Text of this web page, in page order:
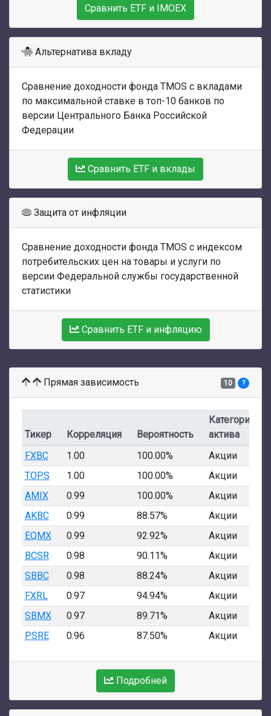
Сравнить ETF и IMOEX
Альтернатива вкладу
Сравнение доходности фонда TMOS с вкладами
по максимальной ставке в топ-10 банков по
версии Центрального Банка Российской
Федерации
Сравнить ETF и вклады
Защита от инфляции
Сравнение доходности фонда TMOS с индексом
потребительских цен на товары и услуги по
версии Федеральной службы государственной
статистики
Сравнить ETF и инфляцию
Прямая зависимость 10 ?
Тикер Корреляция Вероятность
Категория
актива
FXBC
1.00 100.00%
Акции
TOPS
1.00 100.00%
Акции
AMIX
0.99 100.00%
Акции
AKBC
0.99 88.57%
Акции
EQMX
0.99 92.92%
Акции
BCSR
0.98 90.11%
Акции
SBBC
0.98 88.24%
Акции
FXRL
0.97 94.94%
Акции
SBMX
0.97 89.71%
Акции
PSRE
0.96 87.50% Акции
Подробней